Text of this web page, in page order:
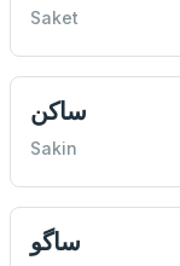
Saket
ساكن
Sakin
ساگو